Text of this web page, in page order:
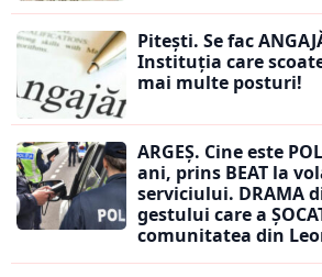
Pitești. Se fac
Instituția care scoate
mai multe posturi!
ARGEȘ. Cine este
ani, prins BEAT la
serviciului. DRAMA
gestului care a
comunitatea din